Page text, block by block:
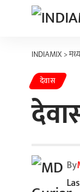
INDIAMIX>
देवास
By